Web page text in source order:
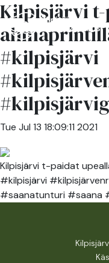
Kilpisjärvi
#kilpisjärvi
Tue Jul 13 18:09:11 2021
Kilpisjärvi t-paidat
#kilpisjärvi
#saanatunturi #saana